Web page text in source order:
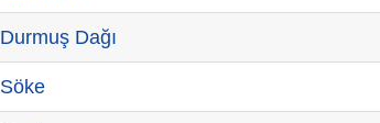
Durmuş Dağı
Söke